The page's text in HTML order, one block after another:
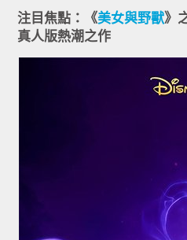
注目焦點：《美女與野獸》
真人版熱潮之作